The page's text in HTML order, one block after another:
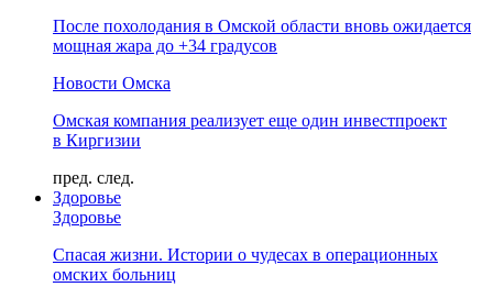
После похолодания в Омской области вновь ожидается
мощная жара до +34 градусов
Новости Омска
Омская компания реализует еще один инвестпроект
в Киргизии
пред. след.
Здоровье
Здоровье
Спасая жизни. Истории о чудесах в операционных
омских больниц